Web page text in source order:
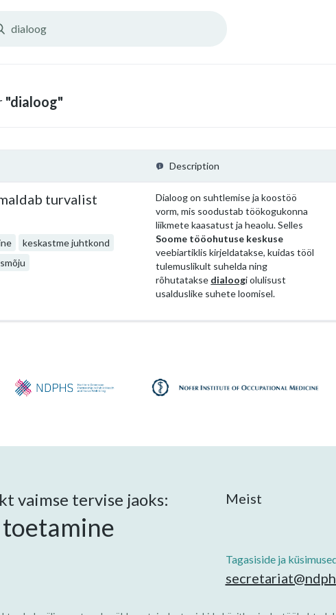
"dialoog"
Description
turvalist
keskastme juhtkond
Dialoog on suhtlemise ja koostöö
vorm, mis soodustab töökogukonna
liikmete kaasatust ja heaolu. Selles
Soome tööohutuse keskuse
veebiartiklis kirjeldatakse, kuidas tööl
tulemuslikult suhelda ning
rõhutatakse dialoogi olulisust
usalduslike suhete loomisel.
vaimse tervise jaoks: Meist
Tagasiside ja